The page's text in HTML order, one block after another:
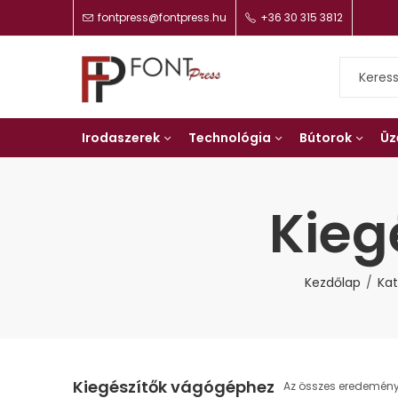
fontpress@fontpress.hu +36 30 315 3812
Irodaszerek Technológia Bútorok
Kezdőlap
Kiegészítők vágógéphez Az összes